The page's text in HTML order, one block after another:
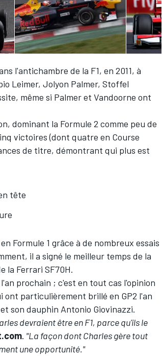
l'antichambre de la F1, en 2011, à
Leimer, Jolyon Palmer, Stoffel
même si Palmer et Vandoorne ont
dominant la Formule 2 comme peu de
victoires (dont quatre en Course
de titre, démontrant qui plus est
tête
Formule 1 grâce à de nombreux essais
il a signé le meilleur temps de la
la Ferrari SF70H.
prochain ; c'est en tout cas l'opinion
ont particulièrement brillé en GP2 l'an
et son dauphin Antonio Giovinazzi.
devraient être en F1, parce qu'ils le
. "La façon dont Charles gère tout
une opportunité."